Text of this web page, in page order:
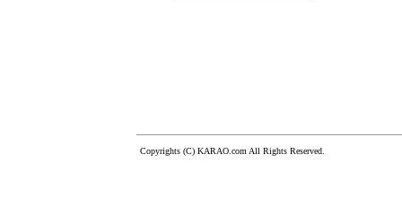
Copyrights (C) KARAO.com All Rights Reserved.